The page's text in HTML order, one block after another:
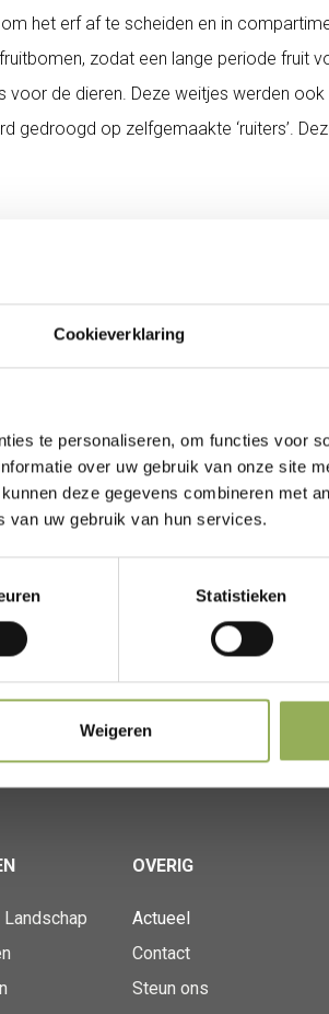
Cookieverklaring
te personaliseren, om functies voor
over uw gebruik van onze site
deze gegevens combineren met
van uw gebruik van hun services.
Statistieken
Weigeren
het erf af te scheiden en in
zodat een lange periode fruit
voor de dieren. Deze weitjes werden
op zelfgemaakte ‘ruiters’.
plaatje wilden realiseren op hun erf.
functies dan vroeger: 1) het past bij
ErvenPlus krijgen mensen een
“Als je eenmaal de driepoot
gras gemaaid hebt - dat gaat dus het
vergaan zijn, dus dan is het
overwinterende uilen zullen je dankbaar
OVERIG
Actueel
Contact
Steun ons